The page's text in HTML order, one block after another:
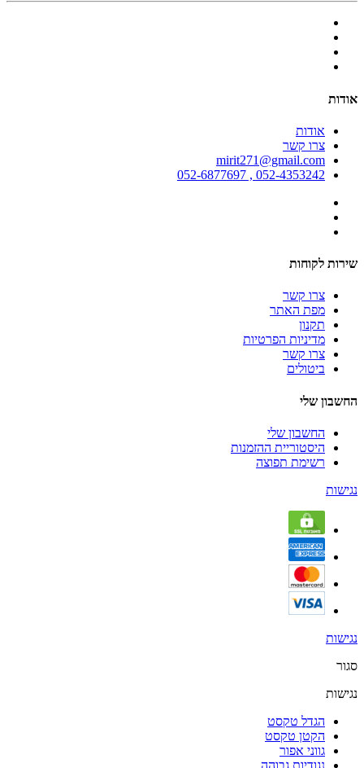
אודות
אודות
צרו קשר
mirit271@gmail.com
052-4353242 , 052-6877697
שירות לקוחות
צרו קשר
מפת האתר
תקנון
מדיניות הפרטיות
צרו קשר
ביטולים
החשבון שלי
החשבון שלי
היסטוריית ההזמנות
רשימת תפוצה
נגישות
נגישות
סגור
נגישות
הגדל טקסט
הקטן טקסט
גווני אפור
נגודיות גבוהה